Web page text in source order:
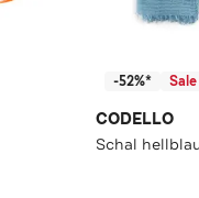
-52%* Sale
CODELLO
Schal